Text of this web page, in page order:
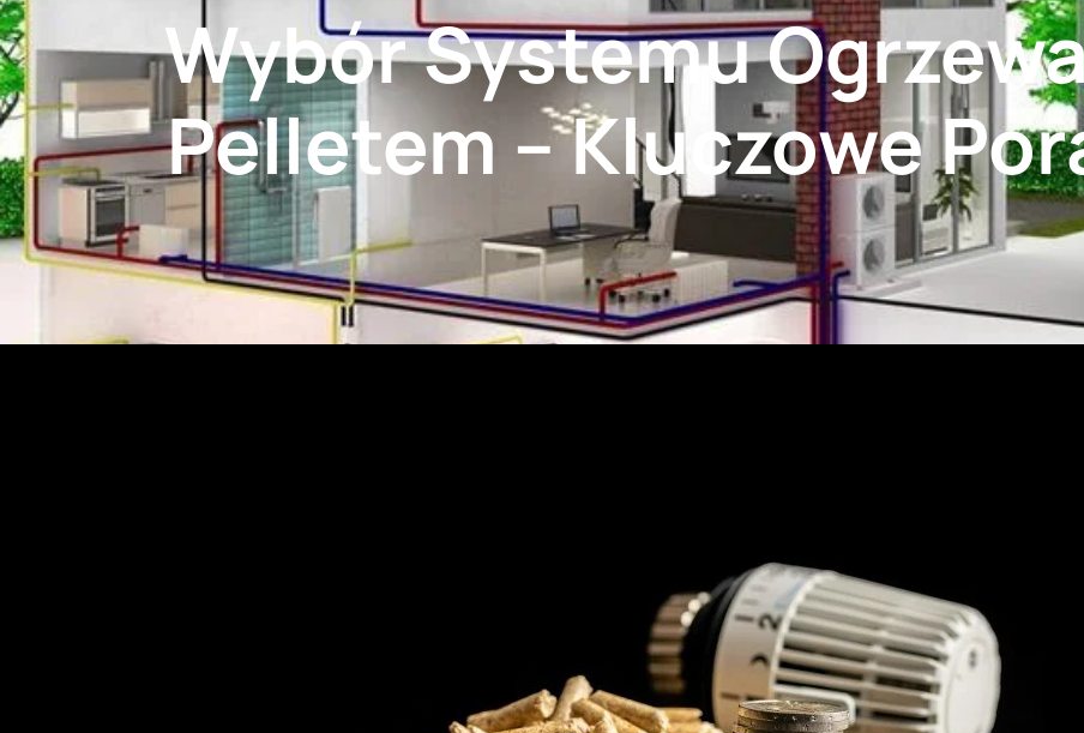
Wybór Systemu
Pelletem – Kluczowe